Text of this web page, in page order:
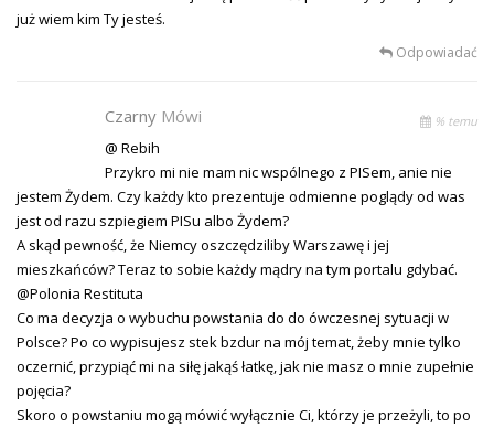
już wiem kim Ty jesteś.
Odpowiadać
Czarny Mówi % temu
@ Rebih
Przykro mi nie mam nic wspólnego z PISem, anie nie
jestem Żydem. Czy każdy kto prezentuje odmienne poglądy od was
jest od razu szpiegiem PISu albo Żydem?
A skąd pewność, że Niemcy oszczędziliby Warszawę i jej
mieszkańców? Teraz to sobie każdy mądry na tym portalu gdybać.
@Polonia Restituta
Co ma decyzja o wybuchu powstania do do ówczesnej sytuacji w
Polsce? Po co wypisujesz stek bzdur na mój temat, żeby mnie tylko
oczernić, przypiąć mi na siłę jakąś łatkę, jak nie masz o mnie zupełnie
pojęcia?
Skoro o powstaniu mogą mówić wyłącznie Ci, którzy je przeżyli, to po